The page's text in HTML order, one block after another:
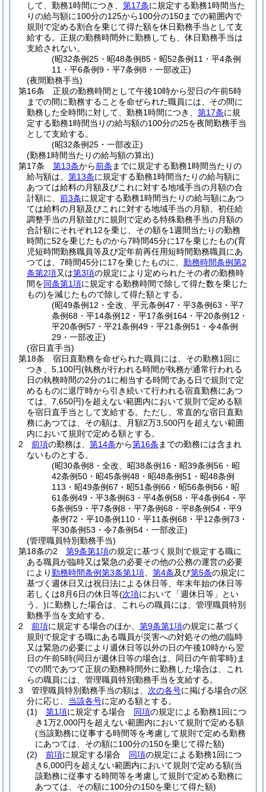
して、勤務1時間につき、 第17条に規定する勤務1時間当た
りの給与額に100分の125から100分の150までの範囲内で
規則で定める割合を乗じて得た額を休日勤務手当として支
給する。 正規の勤務時間外に勤務しても、休日勤務手当は
支給されない。
(昭32条例25・昭48条例85・昭52条例11・平4条例
11・平6条例9・平7条例8・一部改正)
(夜間勤務手当)
第16条
正規の勤務時間として午後10時から翌日の午前5時
までの間に勤務することを命ぜられた職員には、その間に
勤務した全時間に対して、勤務1時間につき、 第17条に規
定する勤務1時間当りの給与額の100分の25を夜間勤務手当
として支給する。
(昭32条例25・一部改正)
(勤務1時間当たりの給与額の算出)
第17条
第13条から前条 までに規定する勤務1時間当たりの
給与額は、 第13条に規定する勤務1時間当たりの給与額に
あつては給料の月額及びこれに対する地域手当の月額の合
計額に、 前3条に規定する勤務1時間当たりの給与額にあつ
ては給料の月額及びこれに対する地域手当の月額、初任給
調整手当の月額並びに規則で定める特殊勤務手当の月額の
合計額にそれぞれ12を乗じ、その額を1週間当たりの勤務
時間に52を乗じたものから7時間45分に17を乗じたもの(育
児短時間勤務職員等及び定年前再任用短時間勤務職員にあ
つては、7時間45分に17を乗じたものに、 勤務時間条例第2
条第2項又は第3項の規定により定められたその者の勤務時
間を同条第1項に規定する勤務時間で除して得た数を乗じた
もの)を減じたもので除して得た額とする。
(昭49条例12・全改、平元条例47・平3条例63・平7
条例68・平14条例12・平17条例164・平20条例12・
平20条例57・平21条例49・平21条例51・令4条例
29・一部改正)
(宿日直手当)
第18条
宿日直勤務を命ぜられた職員には、その勤務1回に
つき、5,100円(執務が行われる時間が執務が通常行われる
日の執務時間の2分の1に相当する時間である日で規則で定
めるものに退庁時から引き続いて行われる宿直勤務にあつ
ては、7,650円)を超えない範囲内において規則で定める額
を宿日直手当として支給する。 ただし、常直的な宿日直勤
務にあつては、その額は、月額2万3,500円を超えない範囲
内において規則で定める額とする。
2
前項の勤務は、 第14条から第16条 までの勤務には含まれ
ないものとする。
(昭30条例8・全改、昭38条例16・昭39条例56・昭
42条例50・昭45条例48・昭48条例51・昭48条例
113・昭49条例67・昭51条例66・昭56条例56・昭
61条例49・平3条例63・平4条例58・平4条例64・平
6条例59・平7条例8・平7条例68・平8条例54・平9
条例72・平10条例110・平11条例68・平12条例73・
平30条例53・令7条例54・一部改正)
(管理職員特別勤務手当)
第18条の2
第9条第1項の規定に基づく規則で規定する職に
ある職員が臨時又は緊急の必要その他の公務の運営の必要
により勤務時間条例第3条第1項 第4条及び第5条の規定に
基づく週休日又は祝日法による休日等、年末年始の休日等
若しくは8月6日の休日等(次項において「週休日等」とい
う。)に勤務した場合は、これらの職員には、管理職員特別
勤務手当を支給する。
2
前項に規定する場合のほか、 第9条第1項の規定に基づく
規則で規定する職にある職員が災害への対処その他の臨時
又は緊急の必要により週休日等以外の日の午後10時から翌
日の午前5時(同日が週休日等の場合は、同日の午前零時) ま
での間であつて正規の勤務時間外に勤務した場合は、これ
らの職員には、管理職員特別勤務手当を支給する。
3
管理職員特別勤務手当の額は、 次の各号に掲げる場合の区
分に応じ、 当該各号に定める額とする。
(1)
第1項に規定する場合 同項の規定による勤務1回につ
き1万2,000円を超えない範囲内において規則で定める額
(当該勤務に従事する時間等を考慮して規則で定める勤務
にあつては、その額に100分の150を乗じて得た額)
(2)
前項に規定する場合 同項の規定による勤務1回につ
き6,000円を超えない範囲内において規則で定める額(当
該勤務に従事する時間等を考慮して規則で定める勤務に
あつては、その額に100分の150を乗じて得た額)